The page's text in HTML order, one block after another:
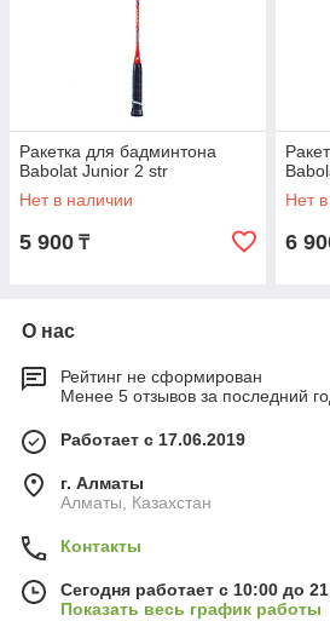
Ракетка для бадминтона
Babolat Junior 2 str
Нет в наличии
5 900 ₸
Нет
6
О нас
Рейтинг не сформирован
Менее 5 отзывов за последний
Работает с 17.06.2019
г. Алматы
Алматы, Казахстан
Контакты
Сегодня работает с 10:00 до
Показать весь график работы